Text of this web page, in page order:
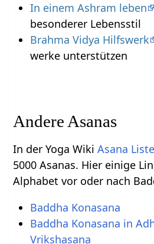
In einem Ashram leben
besonderer Lebensstil
Brahma Vidya Hilfswerk
werke unterstützen
Andere Asanas
In der Yoga WikiAsana
5000 Asanas. Hier einige
Alphabet vor oder nach
Baddha Konasana
Baddha Konasana in
Vrikshasana